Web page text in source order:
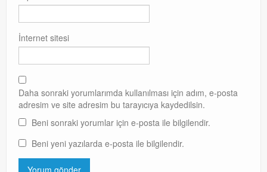
İnternet sitesi
Daha sonraki yorumlarımda kullanılması için adım, e-posta
adresim ve site adresim bu tarayıcıya kaydedilsin.
Beni sonraki yorumlar için e-posta ile bilgilendir.
Beni yeni yazılarda e-posta ile bilgilendir.